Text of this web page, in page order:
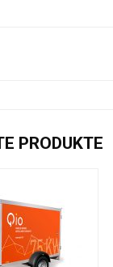
PRODUKTE